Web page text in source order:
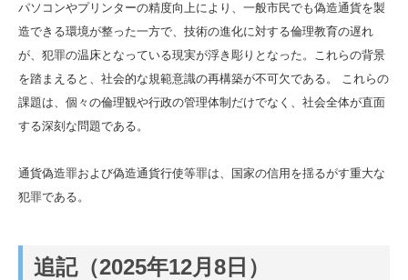
パソコンやプリンターの精度向上により、一般市民でも偽造通貨を製
造できる環境が整った一方で、技術の進化に対する倫理教育の遅れ
が、犯罪の温床となっている現実が浮き彫りとなった。これらの背景
を踏まえると、社会的な規範意識の再構築が不可欠である。 これらの
課題は、個々の倫理観や行政の管理体制だけでなく、社会全体が直面
する深刻な問題である。
通貨偽造罪および偽造通貨行使等罪は、国家の信用を揺るがす重大な
犯罪である。
追記（2025年12月8日）